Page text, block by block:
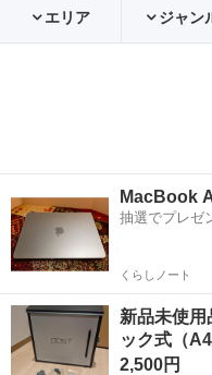
エリア ジャン
MacBook
抽選でプレゼ
くらしノート
新品未使用
ック式（
2,500円